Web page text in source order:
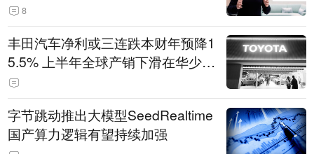
8
丰田汽车净利或三连跌本财年预降1
5.5% 上半年全球产销下滑在华少卖
14.3万辆
字节跳动推出大模型SeedRealtime
国产算力逻辑有望持续加强